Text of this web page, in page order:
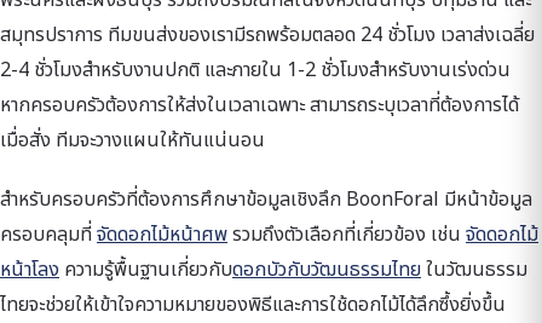
สมุทรปราการ ทีมขนส่งของเรามีรถพร้อมตลอด 24 ชั่วโมง เวลาส่งเฉลี่ย
2-4 ชั่วโมงสำหรับงานปกติ และภายใน 1-2 ชั่วโมงสำหรับงานเร่งด่วน
หากครอบครัวต้องการให้ส่งในเวลาเฉพาะ สามารถระบุเวลาที่ต้องการได้
เมื่อสั่ง ทีมจะวางแผนให้ทันแน่นอน
สำหรับครอบครัวที่ต้องการศึกษาข้อมูลเชิงลึก BoonForal มีหน้าข้อมูล
ครอบคลุมที่จัดดอกไม้หน้าศพรวมถึงตัวเลือกที่เกี่ยวข้อง เช่น จัดดอกไม้
หน้าโลง ความรู้พื้นฐานเกี่ยวกับดอกบัวกับวัฒนธรรมไทยในวัฒนธรรม
ไทยจะช่วยให้เข้าใจความหมายของพิธีและการใช้ดอกไม้ได้ลึกซึ้งยิ่งขึ้น